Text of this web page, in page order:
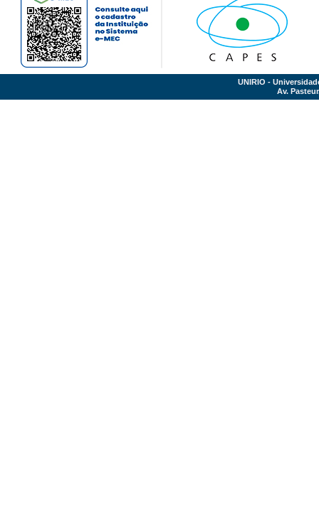
UNIRIO -
Av.